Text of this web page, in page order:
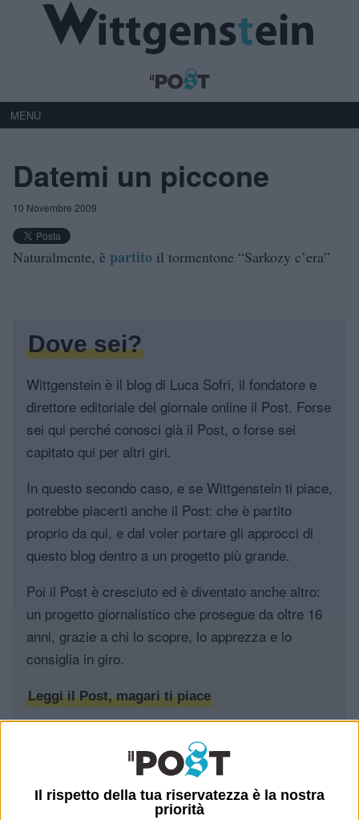
Il rispetto della tua riservatezza è la nostra
priorità
MENU
Datemi un piccone
10 Novembre 2009
Naturalmente, è partito il tormentone “Sarkozy c’era”
Dove sei?
Wittgenstein è il blog di Luca Sofri, il fondatore e
direttore editoriale del giornale online il Post. Forse
sei qui perché conosci già il Post, o forse sei
capitato qui per altri giri.
In questo secondo caso, e se Wittgenstein ti piace,
potrebbe piacerti anche il Post: che è partito
proprio da qui, e dal voler portare gli approcci di
questo blog dentro a un progetto più grande.
Poi il Post è cresciuto ed è diventato anche altro:
un progetto giornalistico che prosegue da oltre 16
anni, grazie a chi lo scopre, lo apprezza e lo
consiglia in giro.
Leggi il Post, magari ti piace
Wittgenstein